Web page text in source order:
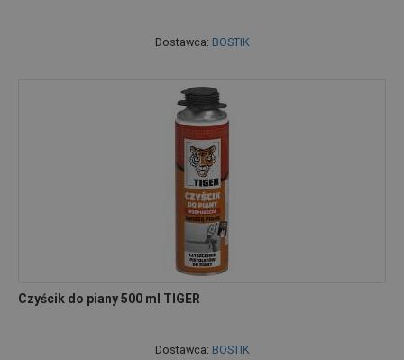
Dostawca: BOSTIK
Czyścik do piany 500 ml TIGER
Dostawca: BOSTIK